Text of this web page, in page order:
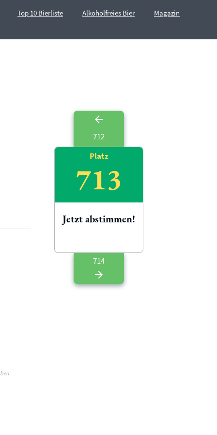
Top 10 Bierliste Alkoholfreies Bier Magazin
712
Platz
713
Jetzt abstimmen!
714